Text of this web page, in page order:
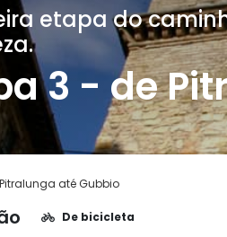
etapa do
3 - de
até Gubbio
De bicicleta